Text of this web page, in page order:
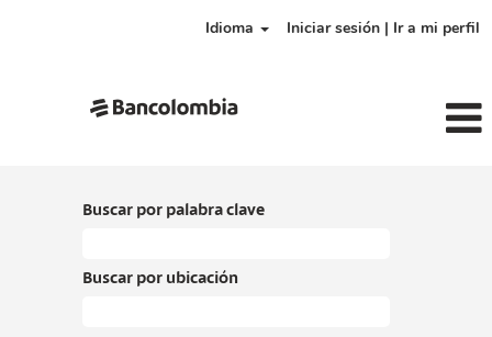
Idioma Iniciar sesión | Ir a mi perfil
Buscar por palabra clave
Buscar por ubicación